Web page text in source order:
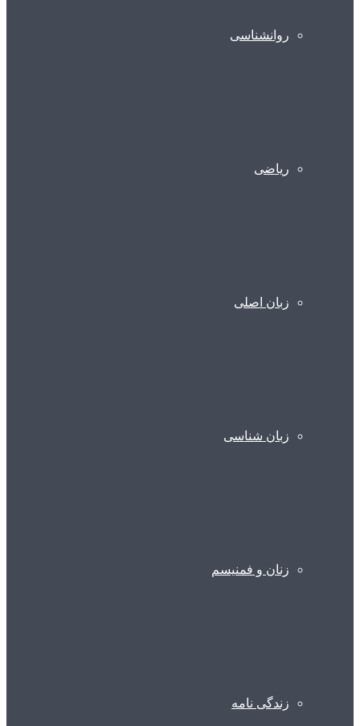
روانشناسی
ریاضی
زبان اصلی
زبان شناسی
زنان و فمنیسم
زندگی نامه